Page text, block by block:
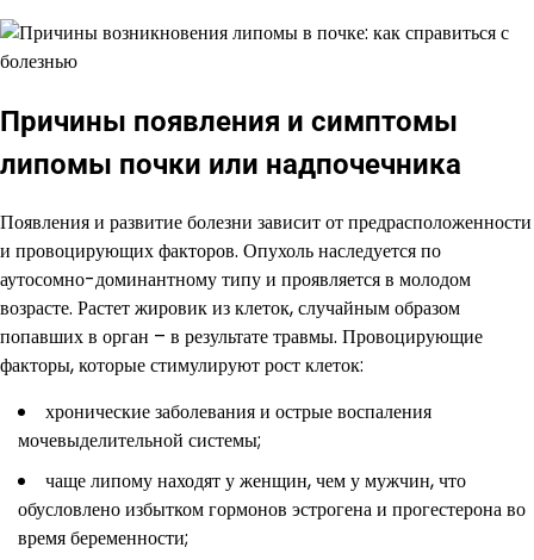
Причины появления и симптомы
липомы почки или надпочечника
Появления и развитие болезни зависит от предрасположенности
и провоцирующих факторов. Опухоль наследуется по
аутосомно-доминантному типу и проявляется в молодом
возрасте. Растет жировик из клеток, случайным образом
попавших в орган – в результате травмы. Провоцирующие
факторы, которые стимулируют рост клеток:
хронические заболевания и острые воспаления
мочевыделительной системы;
чаще липому находят у женщин, чем у мужчин, что
обусловлено избытком гормонов эстрогена и прогестерона во
время беременности;